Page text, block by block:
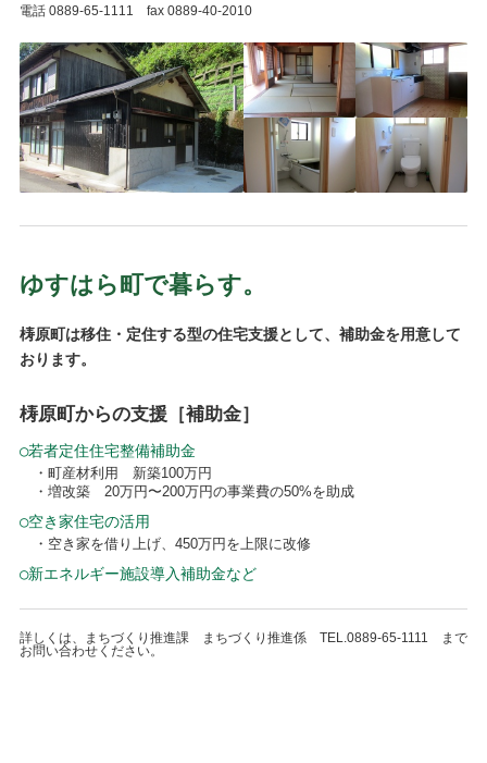
電話 0889-65-1111 fax 0889-40-2010
ゆすはら町で暮らす。
梼原町は移住・定住する型の住宅支援として、補助金を用意して
おります。
梼原町からの支援［補助金］
○若者定住住宅整備補助金
・町産材利用 新築100万円
・増改築 20万円〜200万円の事業費の50%を助成
○空き家住宅の活用
・空き家を借り上げ、450万円を上限に改修
○新エネルギー施設導入補助金など
詳しくは、まちづくり推進課 まちづくり推進係 TEL.0889-65-1111 まで
お問い合わせください。